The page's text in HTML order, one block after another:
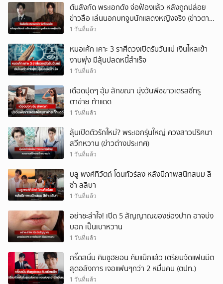
ตันสังกัด พระเอกดัง จ่อฟ้องแล้ว หลังถูกปล่อย
ข่าวลือ เล่นนอกบทจูบนักแสดงหญิงจริง (ข่าวตาง
ประเทศ)
1 วันที่แล้ว
หมอเค้ก เคาะ 3 ราศีดวงเปิดรับวันแม่ เงินไหลเข้า
งานพุ่ง มีลุ้นปลดหนี้สำเร็จ
1 วันที่แล้ว
เดือดปุดๆ อุ้ม ลักขณา นุ่งวันพีชขาวเดรสซีทรู
ตาข่าย ท้าแดด
1 วันที่แล้ว
ลุ้นเปิดตัวรักใหม่? พระเอกรุ่นใหญ่ ควงสาวปริศนา
สวีทหวาน (ข่าวต่างประเทศ)
1 วันที่แล้ว
บลู พงศ์ทิวัตถ์ โดนทัวร์ลง หลังมีภาพสนิทสนม ลิ
ซ่า ลลิษา
1 วันที่แล้ว
อย่าชะล่าใจ! เปิด 5 สัญญาณของช่องปาก อาจบ่ง
บอก เป็นเบาหวาน
1 วันที่แล้ว
กรี๊ดสนั่น คิมซูฮยอน คัมแบ็กแล้ว เตรียมจัดแฟนมีต
สุดอลังการ เจอแฟนๆกว่า 2 หมื่นคน (ตปท.)
1 วันที่แล้ว
ยกเลิก